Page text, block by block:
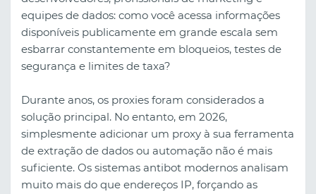
equipes de dados: como você acessa informações
disponíveis publicamente em grande escala sem
esbarrar constantemente em bloqueios, testes de
segurança e limites de taxa?
Durante anos, os proxies foram considerados a
solução principal. No entanto, em 2026,
simplesmente adicionar um proxy à sua ferramenta
de extração de dados ou automação não é mais
suficiente. Os sistemas antibot modernos analisam
muito mais do que endereços IP, forçando as